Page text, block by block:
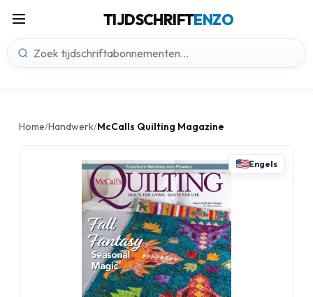
TIJDSCHRIFTENZO
Home/Handwerk/McCalls Quilting Magazine
Engels